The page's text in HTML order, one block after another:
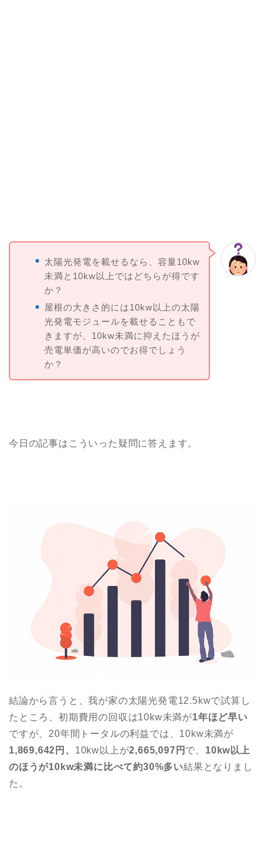
太陽光発電を載せるなら、容量10kw
未満と10kw以上ではどちらが得です
か？
屋根の大きさ的には10kw以上の太陽
光発電モジュールを載せることもで
きますが、10kw未満に抑えたほうが
売電単価が高いのでお得でしょう
か？
今日の記事はこういった疑問に答えます。
結論から言うと、我が家の太陽光発電12.5kwで試算し
たところ、初期費用の回収は10kw未満が1年ほど早い
ですが、20年間トータルの利益では、10kw未満が
1,869,642円、 10kw以上が2,665,097円 で、 10kw以上
のほうが10kw未満に比べて約30%多い結果となりまし
た。